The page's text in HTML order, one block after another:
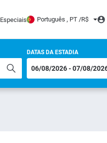
Português , PT /R$
DATAS DA ESTADIA